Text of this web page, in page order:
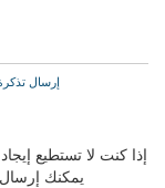
إرسال
إذا كنت لا تستطيع
يمكنك